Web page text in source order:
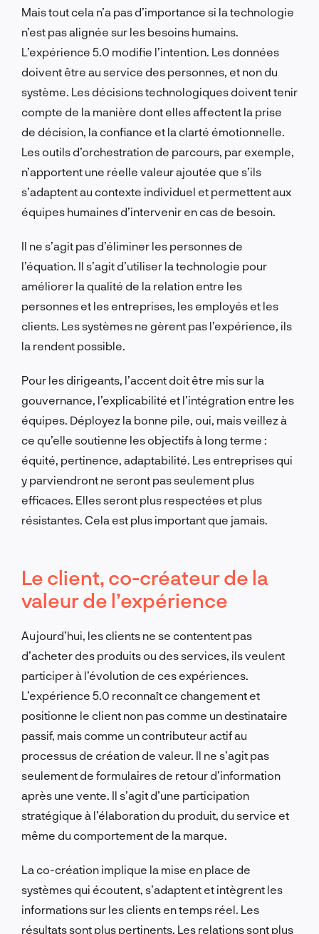
Mais tout cela n’a pas d’importance si la technologie
n’est pas alignée sur les besoins humains.
L’expérience 5.0 modifie l’intention. Les données
doivent être au service des personnes, et non du
système. Les décisions technologiques doivent tenir
compte de la manière dont elles affectent la prise
de décision, la confiance et la clarté émotionnelle.
Les outils d’orchestration de parcours, par exemple,
n’apportent une réelle valeur ajoutée que s’ils
s’adaptent au contexte individuel et permettent aux
équipes humaines d’intervenir en cas de besoin.
Il ne s’agit pas d’éliminer les personnes de
l’équation. Il s’agit d’utiliser la technologie pour
améliorer la qualité de la relation entre les
personnes et les entreprises, les employés et les
clients. Les systèmes ne gèrent pas l’expérience, ils
la rendent possible.
Pour les dirigeants, l’accent doit être mis sur la
gouvernance, l’explicabilité et l’intégration entre les
équipes. Déployez la bonne pile, oui, mais veillez à
ce qu’elle soutienne les objectifs à long terme :
équité, pertinence, adaptabilité. Les entreprises qui
y parviendront ne seront pas seulement plus
efficaces. Elles seront plus respectées et plus
résistantes. Cela est plus important que jamais.
Le client, co-créateur de la
valeur de l’expérience
Aujourd’hui, les clients ne se contentent pas
d’acheter des produits ou des services, ils veulent
participer à l’évolution de ces expériences.
L’expérience 5.0 reconnaît ce changement et
positionne le client non pas comme un destinataire
passif, mais comme un contributeur actif au
processus de création de valeur. Il ne s’agit pas
seulement de formulaires de retour d’information
après une vente. Il s’agit d’une participation
stratégique à l’élaboration du produit, du service et
même du comportement de la marque.
La co-création implique la mise en place de
systèmes qui écoutent, s’adaptent et intègrent les
informations sur les clients en temps réel. Les
résultats sont plus pertinents. Les relations sont plus